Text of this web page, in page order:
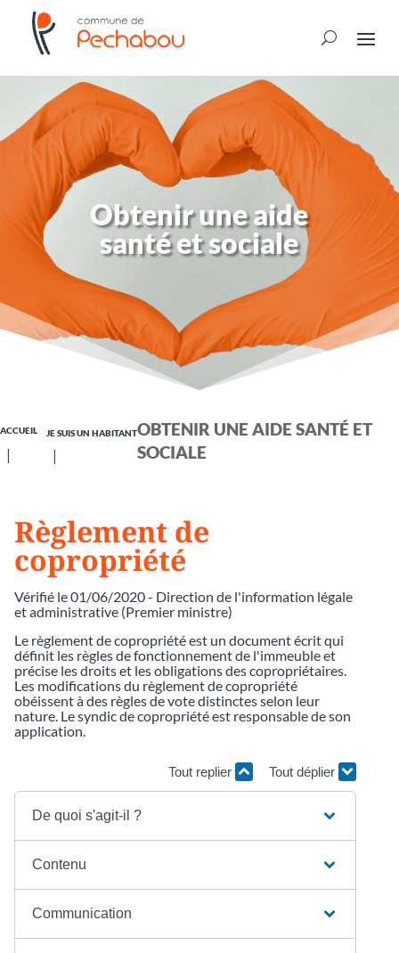
Obtenir une aide
santé et sociale
ACCUEIL JE SUIS UN HABITANTOBTENIR UNE AIDE SANTÉ ET
SOCIALE
Règlement de
copropriété
Vérifié le 01/06/2020 - Direction de l'information légale
et administrative (Premier ministre)
Le règlement de copropriété est un document écrit qui
définit les règles de fonctionnement de l'immeuble et
précise les droits et les obligations des copropriétaires.
Les modifications du règlement de copropriété
obéissent à des règles de vote distinctes selon leur
nature. Le syndic de copropriété est responsable de son
application.
Tout replier Tout déplier
De quoi s'agit-il ?
Contenu
Communication